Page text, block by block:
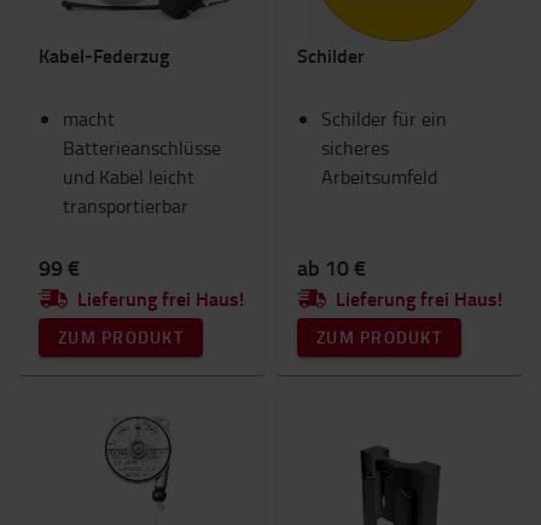
Kabel-Federzug
macht
Batterieanschlüsse
und Kabel leicht
transportierbar
99 €
Lieferung frei Haus!
ZUM PRODUKT
Schilder
Schilder für ein
sicheres
Arbeitsumfeld
ab 10 €
Lieferung frei Haus!
ZUM PRODUKT